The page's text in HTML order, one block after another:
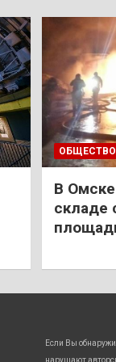
ОБЩЕСТВО
В
складе
Если Вы
нарушают